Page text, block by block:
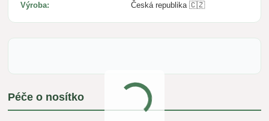
Výroba: Česká republika 🇨🇿
Péče o nosítko